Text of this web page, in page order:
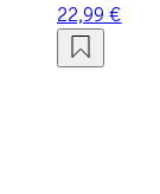
22,99 €